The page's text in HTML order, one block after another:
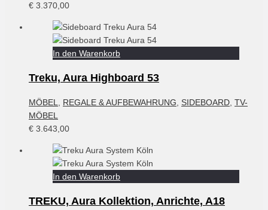
€ 3.370,00
In den Warenkorb
Treku, Aura Highboard 53
MÖBEL REGALE & AUFBEWAHRUNG SIDEBOARD TV-
MÖBEL
€ 3.643,00
In den Warenkorb
TREKU, Aura Kollektion, Anrichte, A18